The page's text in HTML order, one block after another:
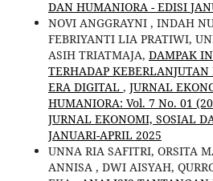
DAN HUMANIORA - EDISI
NOVI ANGGRAYNI , INDAH
FEBRIYANTI LIA PRATIWI,
ASIH TRIATMAJA, DAMPAK
TERHADAP KEBERLANJUTAN
ERA DIGITAL , JURNAL
HUMANIORA: Vol. 7 No. 01
JURNAL EKONOMI, SOSIAL
JANUARI-APRIL 2025
UNNA RIA SAFITRI, ORSITA
ANNISA , DWI AISYAH,